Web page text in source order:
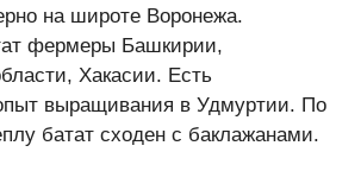
на широте Воронежа.
фермеры Башкирии,
Хакасии. Есть
выращивания в Удмуртии. По
батат сходен с баклажанами.